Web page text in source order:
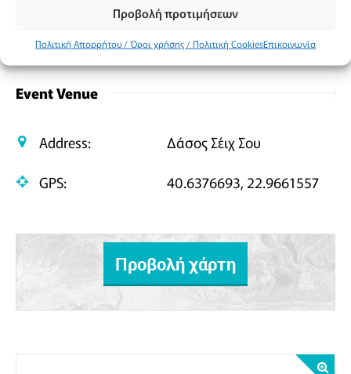
Προβολή προτιμήσεων
Πολιτική Απορρήτου / Όροι χρήσης / Πολιτική CookiesΕπικοινωνία
Facebook
Email
PrintFriendly
Μοιραστείτε
Event Venue
Address:
Δάσος Σέιχ Σου
GPS:
40.6376693, 22.9661557
Προβολή χάρτη